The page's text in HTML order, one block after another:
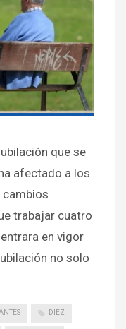
que se
afectado a los
cambios
trabajar cuatro
en vigor
no solo
DIEZ